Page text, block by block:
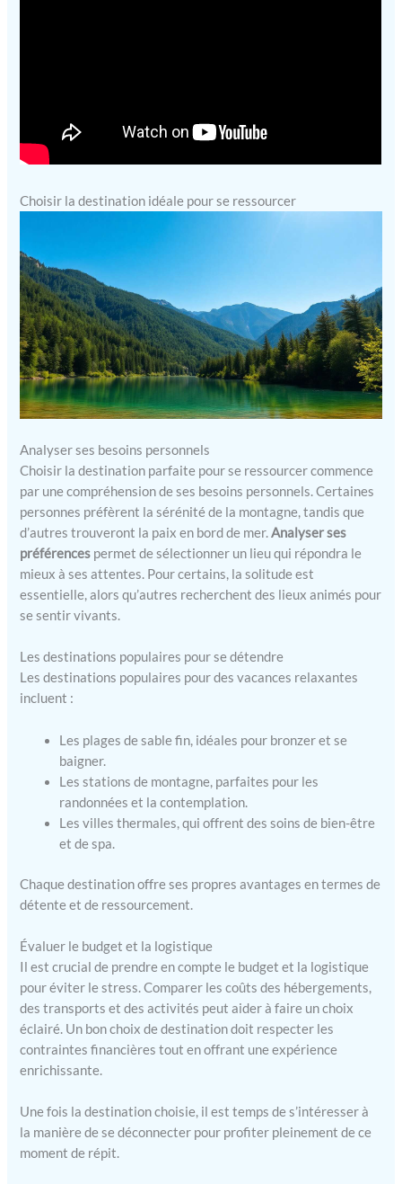
Choisir la destination idéale pour se ressourcer
Analyser ses besoins personnels
Choisir la destination parfaite pour se ressourcer commence
par une compréhension de ses besoins personnels. Certaines
personnes préfèrent la sérénité de la montagne, tandis que
d’autres trouveront la paix en bord de mer.Analyser ses
préférences permet de sélectionner un lieu qui répondra le
mieux à ses attentes. Pour certains, la solitude est
essentielle, alors qu’autres recherchent des lieux animés pour
se sentir vivants.
Les destinations populaires pour se détendre
Les destinations populaires pour des vacances relaxantes
incluent :
Les plages de sable fin, idéales pour bronzer et se
baigner.
Les stations de montagne, parfaites pour les
randonnées et la contemplation.
Les villes thermales, qui offrent des soins de bien-être
et de spa.
Chaque destination offre ses propres avantages en termes de
détente et de ressourcement.
Évaluer le budget et la logistique
Il est crucial de prendre en compte le budget et la logistique
pour éviter le stress. Comparer les coûts des hébergements,
des transports et des activités peut aider à faire un choix
éclairé. Un bon choix de destination doit respecter les
contraintes financières tout en offrant une expérience
enrichissante.
Une fois la destination choisie, il est temps de s’intéresser à
la manière de se déconnecter pour profiter pleinement de ce
moment de répit.